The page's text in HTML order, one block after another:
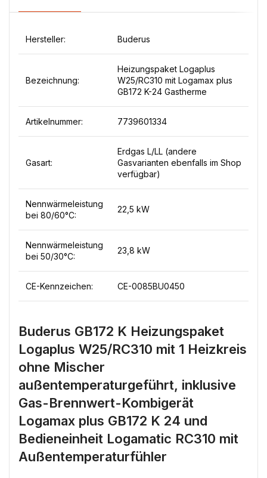
Hersteller: Buderus
Bezeichnung:
Heizungspaket Logaplus
W25/RC310 mit Logamax plus
GB172 K-24 Gastherme
Artikelnummer: 7739601334
Gasart:
Erdgas L/LL (andere
Gasvarianten ebenfalls im Shop
verfügbar)
Nennwärmeleistung
bei 80/60°C:
22,5 kW
Nennwärmeleistung
bei 50/30°C:
23,8 kW
CE-Kennzeichen: CE-0085BU0450
Buderus GB172 K Heizungspaket
Logaplus W25/RC310 mit 1 Heizkreis
ohne Mischer
außentemperaturgeführt, inklusive
Gas-Brennwert-Kombigerät
Logamax plus GB172 K 24 und
Bedieneinheit Logamatic RC310 mit
Außentemperaturfühler